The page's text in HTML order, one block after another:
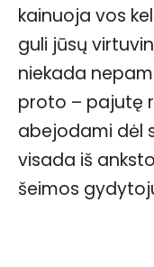
kainuoja vos
guli jūsų
niekada
proto – pajutę
abejodami dėl
visada iš
šeimos